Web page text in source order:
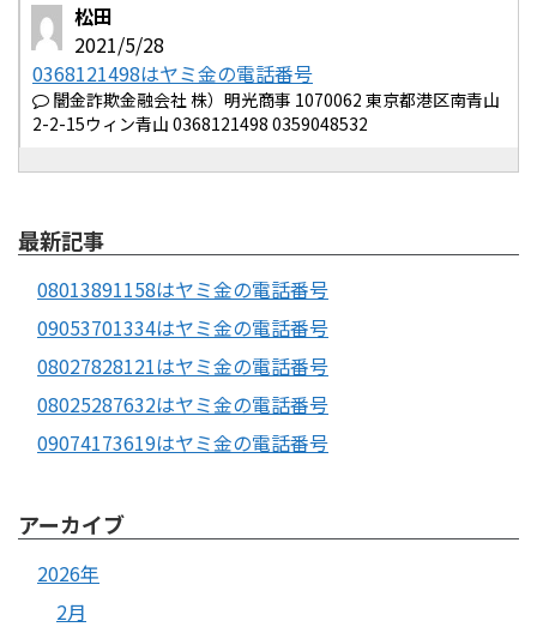
松田
2021/5/28
0368121498はヤミ金の電話番号
闇金詐欺金融会社 株）明光商事 1070062 東京都港区南青山
2-2-15ウィン青山 0368121498 0359048532
最新記事
08013891158はヤミ金の電話番号
09053701334はヤミ金の電話番号
08027828121はヤミ金の電話番号
08025287632はヤミ金の電話番号
09074173619はヤミ金の電話番号
アーカイブ
2026年
2月